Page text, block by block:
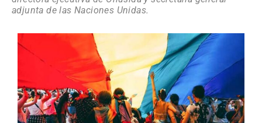
adjunta de las Naciones Unidas.